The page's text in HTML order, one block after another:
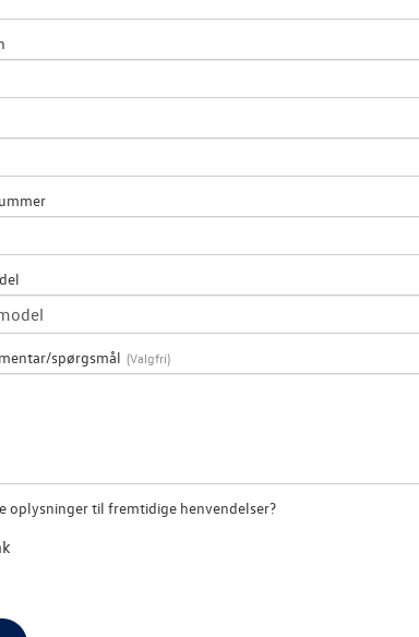
spørgsmål
oplysninger til fremtidige henvendelser?